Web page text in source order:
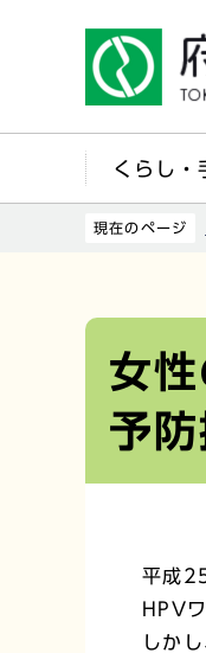
くらし・
現在のページ
女
予
平成25
HPVワ
しかし